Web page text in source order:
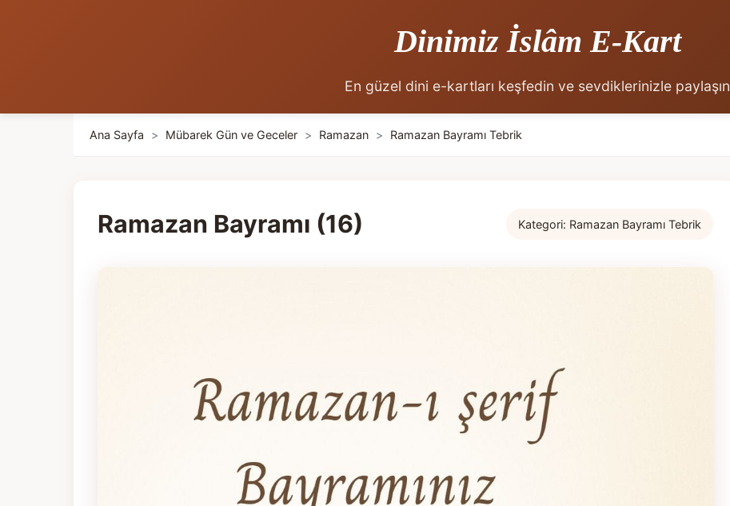
Dinimiz İslâm E-Kart
En güzel dini e-kartları keşfedin ve sevdiklerinizle paylaşın
Ana Sayfa > Mübarek Gün ve Geceler > Ramazan > Ramazan Bayramı Tebrik
Ramazan Bayramı (16) Kategori: Ramazan Bayramı Tebrik